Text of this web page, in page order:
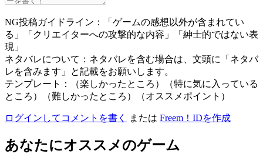
NG投稿ガイドライン：「ゲームの感想以外が含まれてい
る」「クリエイターへの攻撃的な内容」「紳士的ではない表
現」
ネタバレについて：ネタバレを含む場合は、文頭に「ネタバ
レを含みます」と記載をお願いします。
テンプレート：（楽しかったところ）（特に気に入っている
ところ）（難しかったところ）（オススメポイント）
ログインしてコメントを書く または Freem！IDを作成
あなたにオススメのゲーム